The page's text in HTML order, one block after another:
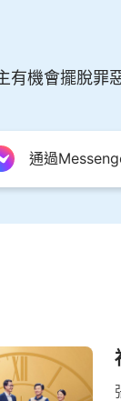
有機會擺脫罪
通過